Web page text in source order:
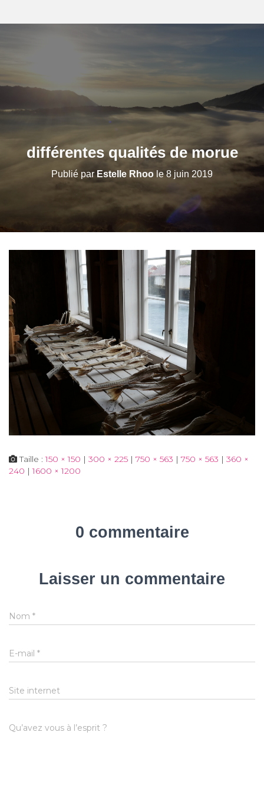
différentes qualités de morue
Publié par Estelle Rhoo le8 juin 2019
Taille :150 × 150 | 300 × 225 | 750 × 563 | 750 × 563 | 360 ×
240 | 1600 × 1200
0 commentaire
Laisser un commentaire
Nom *
E-mail *
Site internet
Qu’avez vous à l’esprit ?